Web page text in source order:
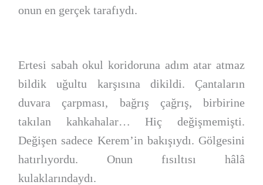
onun en gerçek tarafıydı.
Ertesi sabah okul koridoruna adım atar atmaz
bildik uğultu karşısına dikildi. Çantaların
duvara çarpması, bağrış çağrış, birbirine
takılan kahkahalar… Hiç değişmemişti.
Değişen sadece Kerem’in bakışıydı. Gölgesini
hatırlıyordu. Onun fısıltısı hâlâ
kulaklarındaydı.